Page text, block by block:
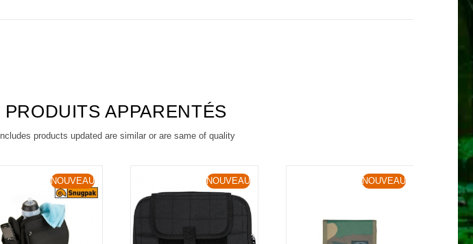
PRODUITS APPARENTÉS
Includes products updated are similar or are same of quality
NOUVEAU NOUVEAU NOUVEAU